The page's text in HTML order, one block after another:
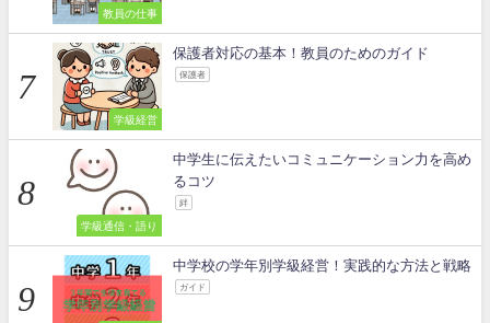
教員の仕事
学級経営
保護者対応の基本！教員のためのガイド
保護者
学級通信・語り
中学生に伝えたいコミュニケーション力を高め
るコツ
絆
中学校の学年別学級経営！実践的な方法と戦略
ガイド